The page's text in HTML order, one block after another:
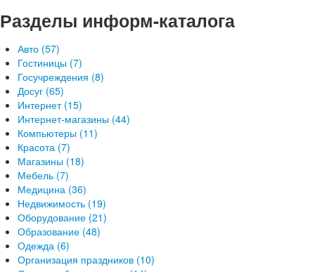
Разделы информ-каталога
Авто (57)
Гостиницы (7)
Госучреждения (8)
Досуг (65)
Интернет (15)
Интернет-магазины (44)
Компьютеры (11)
Красота (7)
Магазины (18)
Мебель (7)
Медицина (36)
Недвижимость (19)
Оборудование (21)
Образование (48)
Одежда (6)
Организация праздников (10)